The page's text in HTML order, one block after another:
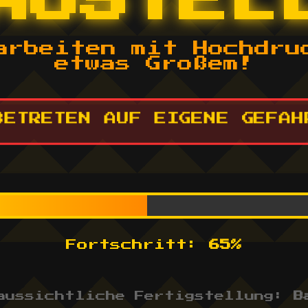
mit
etwas Großem!
AUF EIGENE
Fortschritt: 65%
Fertigstellung: